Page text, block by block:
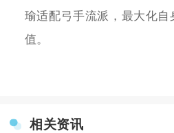
瑜适配弓手流派，最大化
值。
相关资讯